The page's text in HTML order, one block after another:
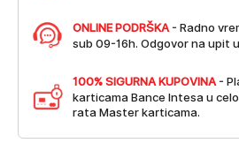
ONLINE PODRŠKA - Radno
sub 09-16h. Odgovor na upit
100% SIGURNA KUPOVINA -
karticama Bance Intesa u
rata Master karticama.